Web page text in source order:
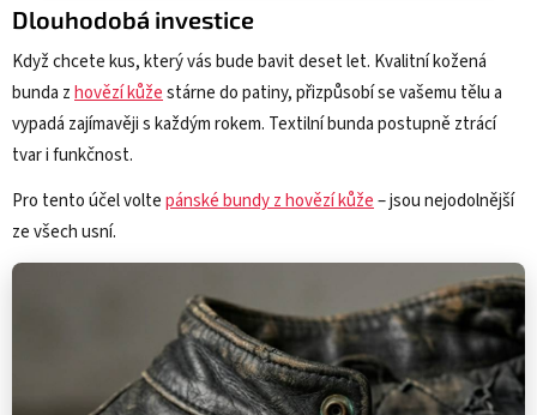
Dlouhodobá investice
Když chcete kus, který vás bude bavit deset let. Kvalitní kožená
bunda zhovězí kůžestárne do patiny, přizpůsobí se vašemu tělu a
vypadá zajímavěji s každým rokem. Textilní bunda postupně ztrácí
tvar i funkčnost.
Pro tento účel voltepánské bundy z hovězí kůže– jsou nejodolnější
ze všech usní.